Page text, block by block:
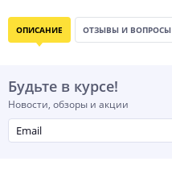
ОПИСАНИЕ ОТЗЫВЫ И ВОПРОСЫ
Будьте в курсе!
Новости, обзоры и акции